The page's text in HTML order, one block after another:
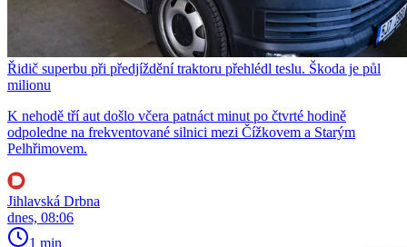
Řidič superbu při předjíždění traktoru přehlédl teslu. Škoda je půl
milionu
K nehodě tří aut došlo včera patnáct minut po čtvrté hodině
odpoledne na frekventované silnici mezi Čížkovem a Starým
Pelhřimovem.
Jihlavská Drbna
dnes, 08:06
1 min